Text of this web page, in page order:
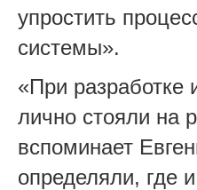
упростить
системы».
«При
лично стояли на
вспоминает
определяли, где